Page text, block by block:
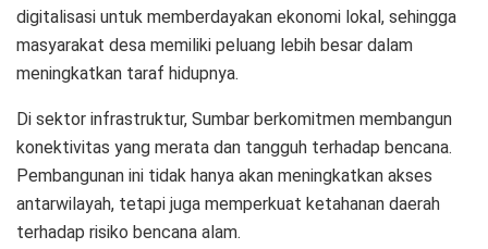
digitalisasi untuk memberdayakan ekonomi lokal, sehingga
masyarakat desa memiliki peluang lebih besar dalam
meningkatkan taraf hidupnya.
Di sektor infrastruktur, Sumbar berkomitmen membangun
konektivitas yang merata dan tangguh terhadap bencana.
Pembangunan ini tidak hanya akan meningkatkan akses
antarwilayah, tetapi juga memperkuat ketahanan daerah
terhadap risiko bencana alam.